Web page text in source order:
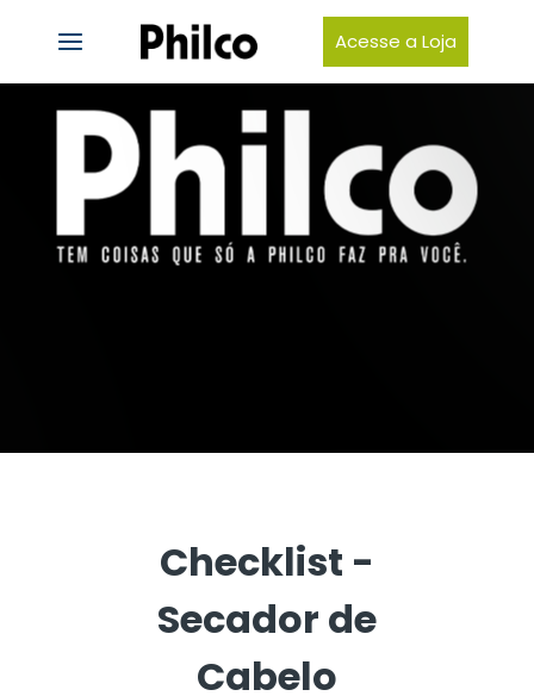
Acesse a Loja
Checklist -
Secador de
Cabelo